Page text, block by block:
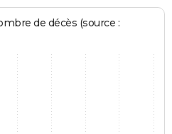
de décès (source :